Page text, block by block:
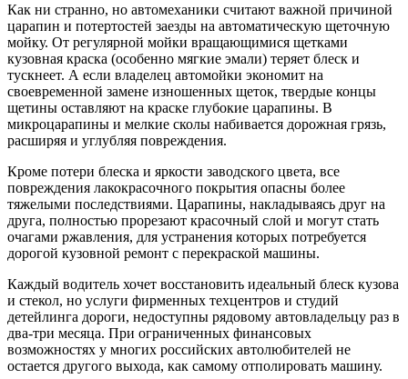
Как ни странно, но автомеханики считают важной причиной
царапин и потертостей заезды на автоматическую щеточную
мойку. От регулярной мойки вращающимися щетками
кузовная краска (особенно мягкие эмали) теряет блеск и
тускнеет. А если владелец автомойки экономит на
своевременной замене изношенных щеток, твердые концы
щетины оставляют на краске глубокие царапины. В
микроцарапины и мелкие сколы набивается дорожная грязь,
расширяя и углубляя повреждения.
Кроме потери блеска и яркости заводского цвета, все
повреждения лакокрасочного покрытия опасны более
тяжелыми последствиями. Царапины, накладываясь друг на
друга, полностью прорезают красочный слой и могут стать
очагами ржавления, для устранения которых потребуется
дорогой кузовной ремонт с перекраской машины.
Каждый водитель хочет восстановить идеальный блеск кузова
и стекол, но услуги фирменных техцентров и студий
детейлинга дороги, недоступны рядовому автовладельцу раз в
два-три месяца. При ограниченных финансовых
возможностях у многих российских автолюбителей не
остается другого выхода, как самому отполировать машину.